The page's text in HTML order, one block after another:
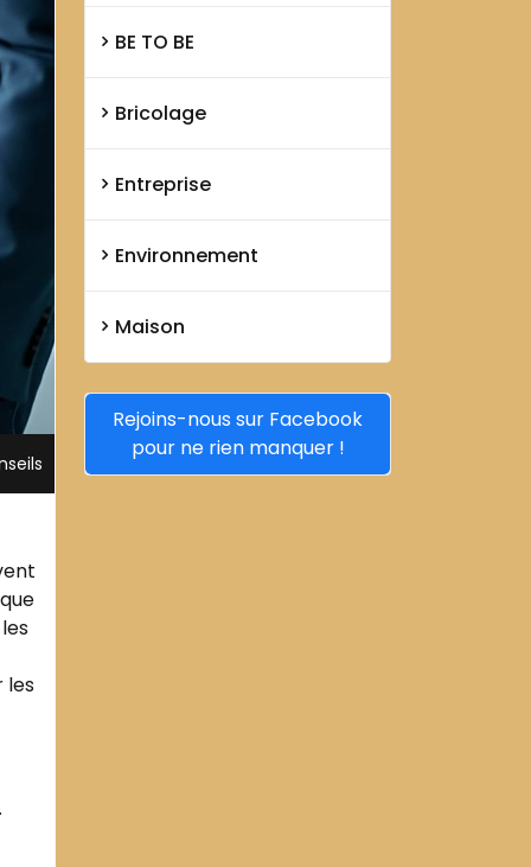
les
BE TO BE
Bricolage
Entreprise
Environnement
Maison
Rejoins-nous sur Facebook
pour ne rien manquer !